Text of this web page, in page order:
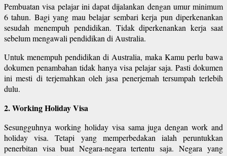
Pembuatan visa pelajar ini dapat dijalankan dengan umur minimum
6 tahun. Bagi yang mau belajar sembari kerja pun diperkenankan
sesudah menempuh pendidikan. Tidak diperkenankan kerja saat
sebelum mengawali pendidikan di Australia.
Untuk menempuh pendidikan di Australia, maka Kamu perlu bawa
dokumen penambahan tidak hanya visa pelajar saja. Pasti dokumen
ini mesti di terjemahkan oleh jasa penerjemah tersumpah terlebih
dulu.
2. Working Holiday Visa
Sesungguhnya working holiday visa sama juga dengan work and
holiday visa. Tetapi yang memperbedakan ialah peruntukkan
penerbitan visa buat Negara-negara tertentu saja. Negara yang